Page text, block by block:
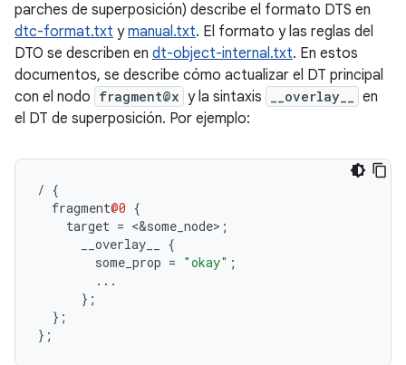
parches de superposición) describe el formato DTS en
dtc-format.txt ymanual.txt. El formato y las reglas del
DTO se describen en dt-object-internal.txt. En estos
documentos, se describe cómo actualizar el DT principal
con el nodo fragment@x y la sintaxis __overlay__
en
el DT de superposición. Por ejemplo:
/ {
fragment@0 {
target = <&some_node> ;
__overlay__
{
some_prop = "okay" ;
...
};
};
};